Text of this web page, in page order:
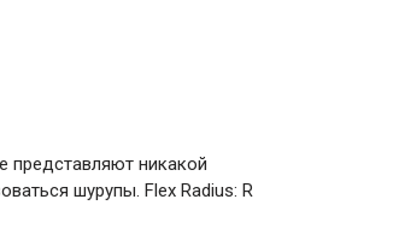
представляют никакой
шурупы. Flex Radius: R